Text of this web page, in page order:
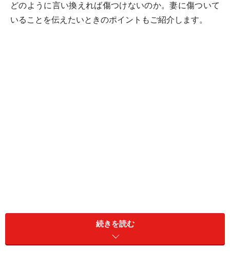
どのように言い換えれば傷つけないのか。妻に傷ついて
いることを伝えたいときのポイントもご紹介します。
最新版離婚原因ランキング、妻から夫への
精神的虐待が増えている!?
続きを読む